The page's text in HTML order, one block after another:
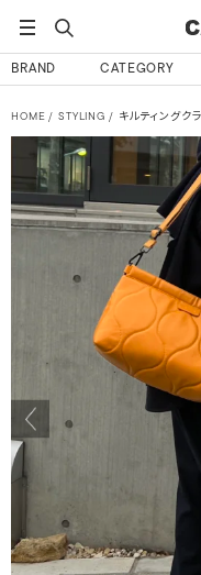
BRAND CATEGORY
HOME STYLING キルティングク